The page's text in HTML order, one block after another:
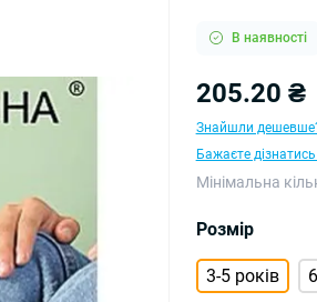
В наявності
205.20 ₴
Знайшли
Бажаєте
Мінімальна
Розмір
3-5 років